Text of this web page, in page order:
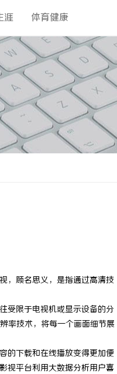
涯 体育健康
，顾名思义，是指通过高清技
受限于电视机或显示设备的分
率技术，将每一个画面细节展
的下载和在线播放变得更加便
视平台利用大数据分析用户喜